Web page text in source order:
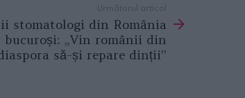
Următorul articol
stomatologi din România
bucuroși: „Vin românii din
să-și repare dinții”